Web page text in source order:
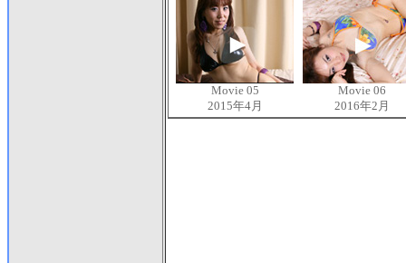
Movie 05
2015年4月
Movie 06
2016年2月